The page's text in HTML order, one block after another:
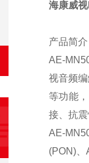
海康威
产品简
AE-
视音频
等功能
接、抗
AE-
(PON)、